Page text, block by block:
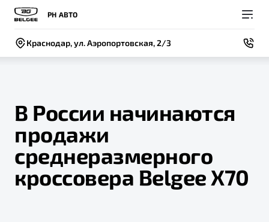
РН АВТО
Краснодар, ул. Аэропортовская, 2/3
Новый
X50+
Покупателям
ВЫБОР И ПОКУПКА
Автомобили в наличии
Владельцам
СЕРВИС
Записаться на сервис
О компании
СОБЫТИЯ
Новости
В России начинаются
продажи
среднеразмерного
кроссовера Belgee X70